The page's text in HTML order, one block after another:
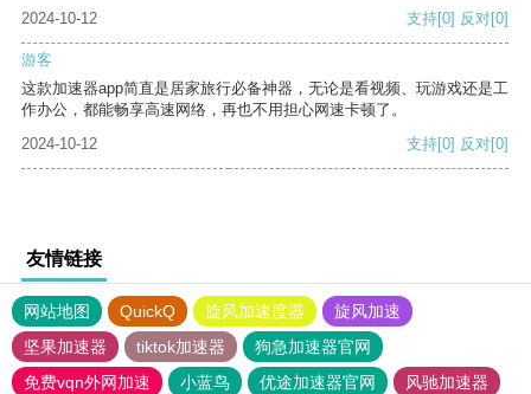
2024-10-12 支持[0] 反对[0]
游客
这款加速器app简直是居家旅行必备神器，无论是看视频、玩游戏还是工
作办公，都能畅享高速网络，再也不用担心网速卡顿了。
2024-10-12
支持[0] 反对[0]
友情链接
网站地图 QuickQ 旋风加速度器
旋风加速
坚果加速器
tiktok加速器
狗急加速器官网
免费vqn外网加速
小蓝鸟 优途加速器官网
风驰加速器